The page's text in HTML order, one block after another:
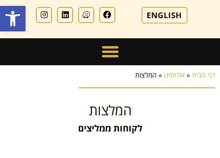
פתח
דף הבית » אודותינו » המלצות
המלצות
לקוחות ממליצים